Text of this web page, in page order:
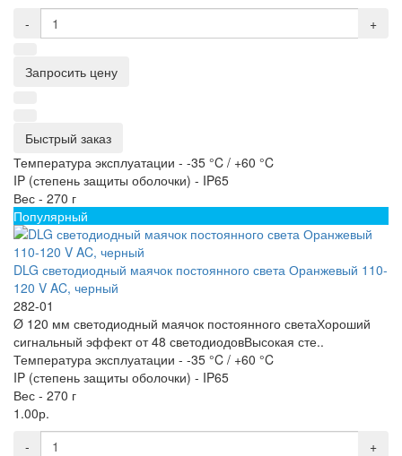
-
+
Запросить цену
Быстрый заказ
Температура эксплуатации - -35 °C / +60 °C
IP (степень защиты оболочки) - IP65
Вес - 270 г
Популярный
DLG светодиодный маячок постоянного света Оранжевый 110-
120 V AC, черный
282-01
Ø 120 мм светодиодный маячок постоянного светаХороший
сигнальный эффект от 48 светодиодовВысокая сте..
Температура эксплуатации - -35 °C / +60 °C
IP (степень защиты оболочки) - IP65
Вес - 270 г
1.00р.
-
+